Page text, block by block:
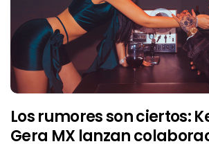
Los rumores son ciertos:
Gera MX lanzan